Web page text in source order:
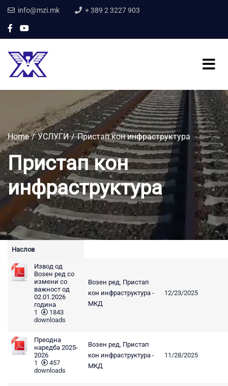
info@mzi.mk + 389 2 3227 903
Home УСЛУГИ Пристап кон инфраструктура
Пристап кон
инфраструктура
Наслов
Извод од
Возен ред со
измени со
важност од
02.01.2026
година
1
1843
downloads
Возен ред, Пристап
кон инфраструктура -
МКД
12/23/2025
Преодна
наредба 2025-
2026
1
457
downloads
Возен ред, Пристап
кон инфраструктура -
МКД
11/28/2025